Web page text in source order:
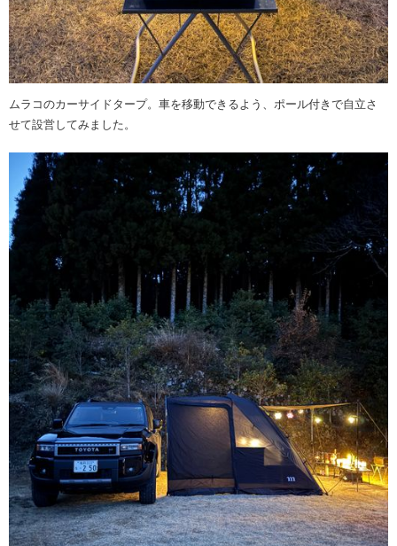
ムラコのカーサイドタープ。車を移動できるよう、ポール付きで自立さ
せて設営してみました。